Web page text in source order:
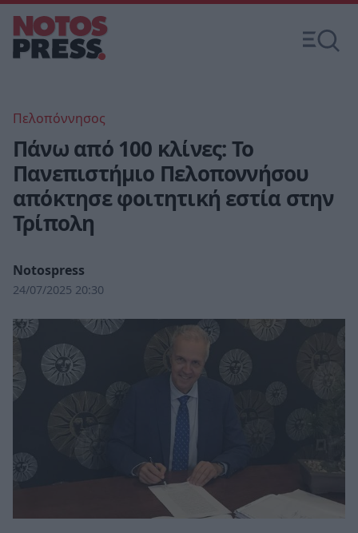
Πελοπόννησος
Πάνω από 100 κλίνες: Το
Πανεπιστήμιο Πελοποννήσου
απόκτησε φοιτητική εστία στην
Τρίπολη
Notospress
24/07/2025 20:30